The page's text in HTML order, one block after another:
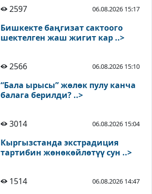
2597
06.08.2026 15:17
Бишкекте баңгизат сактоого
шектелген жаш жигит кар ..>
2566 06.08.2026 15:10
“Бала ырысы” жөлөк пулу канча
балага берилди? ..>
3014 06.08.2026 15:04
Кыргызстанда экстрадиция
тартибин жөнөкөйлөтүү сун ..>
1514 06.08.2026 14:47